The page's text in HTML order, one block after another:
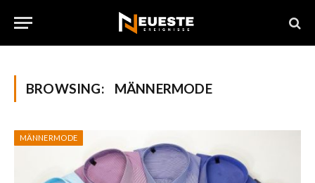
BROWSING: MÄNNERMODE
MÄNNERMODE